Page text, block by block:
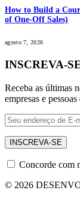
How to Build a
of One-Off Sales)
agosto 7, 2026
INSCREVA-
Receba as últimas
empresas e
Concorde com
© 2026